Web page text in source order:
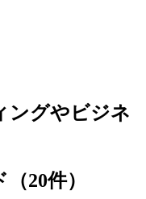
ングやビジネ
20件）